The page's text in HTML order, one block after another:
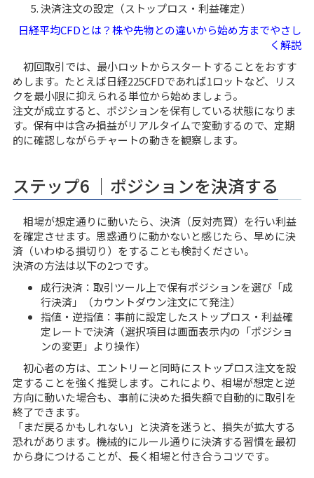
決済注文の設定（ストップロス・利益確定）
日経平均CFDとは？株や先物との違いから始め方までやさし
く解説
初回取引では、最小ロットからスタートすることをおすす
めします。たとえば日経225CFDであれば1ロットなど、リス
クを最小限に抑えられる単位から始めましょう。
注文が成立すると、ポジションを保有している状態になりま
す。保有中は含み損益がリアルタイムで変動するので、定期
的に確認しながらチャートの動きを観察します。
ステップ6 ｜ポジションを決済する
相場が想定通りに動いたら、決済（反対売買）を行い利益
を確定させます。思惑通りに動かないと感じたら、早めに決
済（いわゆる損切り）をすることも検討ください。
決済の方法は以下の2つです。
成行決済：取引ツール上で保有ポジションを選び「成
行決済」（カウントダウン注文にて発注）
指値・逆指値：事前に設定したストップロス・利益確
定レートで決済（選択項目は画面表示内の「ポジショ
ンの変更」より操作）
初心者の方は、エントリーと同時にストップロス注文を設
定することを強く推奨します。これにより、相場が想定と逆
方向に動いた場合も、事前に決めた損失額で自動的に取引を
終了できます。
「まだ戻るかもしれない」と決済を迷うと、損失が拡大する
恐れがあります。機械的にルール通りに決済する習慣を最初
から身につけることが、長く相場と付き合うコツです。